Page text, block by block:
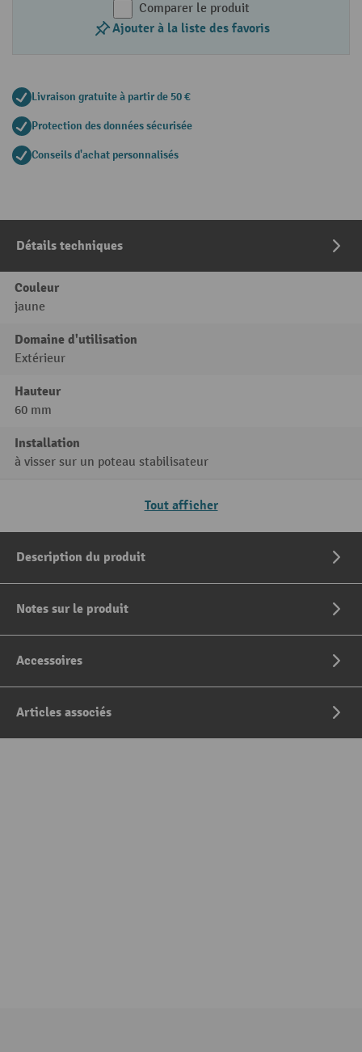
Comparer le produit
Ajouter à la liste des favoris
Livraison gratuite à partir de 50 €
Protection des données sécurisée
Conseils d'achat personnalisés
Détails techniques
Couleur
jaune
Domaine d'utilisation
Extérieur
Hauteur
60 mm
Installation
à visser sur un poteau stabilisateur
Tout afficher
Description du produit
Notes sur le produit
Accessoires
Articles associés